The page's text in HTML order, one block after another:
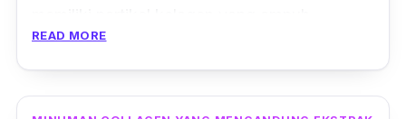
mencerahkan kulit, mengatasi jerawat,
menghilangkan bekas jerawat, dan menjaga
kekenyalan kulitmu.
READ MORE